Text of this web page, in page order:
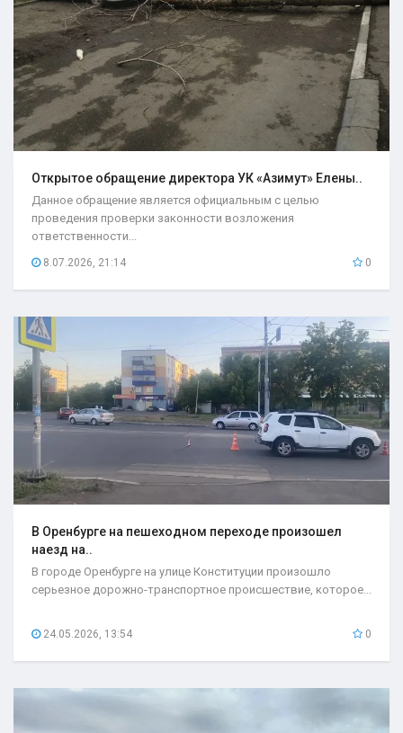
Открытое обращение директора УК «Азимут» Елены..
Данное обращение является официальным с целью
проведения проверки законности возложения
ответственности...
8.07.2026, 21:14 0
В Оренбурге на пешеходном переходе произошел
наезд на..
В городе Оренбурге на улице Конституции произошло
серьезное дорожно-транспортное происшествие, которое...
24.05.2026, 13:54 0